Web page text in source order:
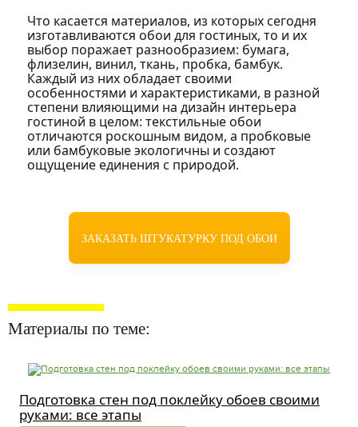
Что касается материалов, из которых сегодня
изготавливаются обои для гостиных, то и их
выбор поражает разнообразием: бумага,
флизелин, винил, ткань, пробка, бамбук.
Каждый из них обладает своими
особенностями и характеристиками, в разной
степени влияющими на дизайн интерьера
гостиной в целом: текстильные обои
отличаются роскошным видом, а пробковые
или бамбуковые экологичны и создают
ощущение единения с природой.
ЗАКАЗАТЬ ШТУКАТУРКУ ПОД ОБОИ
Материалы по теме:
Подготовка стен под поклейку обоев своими
руками: все этапы